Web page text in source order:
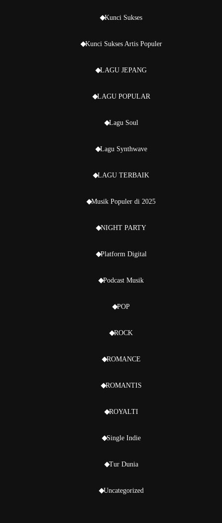
Kunci Sukses
Kunci Sukses Artis Populer
LAGU JEPANG
LAGU POPULAR
Lagu Soul
Lagu Synthwave
LAGU TERBAIK
Musik Populer di 2025
NIGHT PARTY
Platform Digital
Podcast Musik
POP
ROCK
ROMANCE
ROMANTIS
ROYALTI
Single Indie
Tur Dunia
Uncategorized